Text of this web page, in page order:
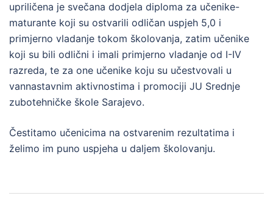
upriličena je svečana dodjela diploma za učenike-
maturante koji su ostvarili odličan uspjeh 5,0 i
primjerno vladanje tokom školovanja, zatim učenike
koji su bili odlični i imali primjerno vladanje od I-IV
razreda, te za one učenike koju su učestvovali u
vannastavnim aktivnostima i promociji JU Srednje
zubotehničke škole Sarajevo.
Čestitamo učenicima na ostvarenim rezultatima i
želimo im puno uspjeha u daljem školovanju.